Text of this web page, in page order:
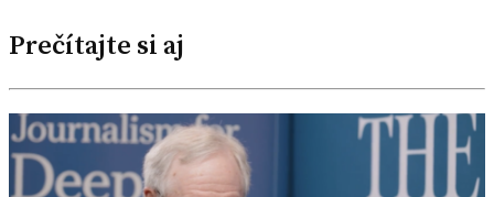
Prečítajte si aj